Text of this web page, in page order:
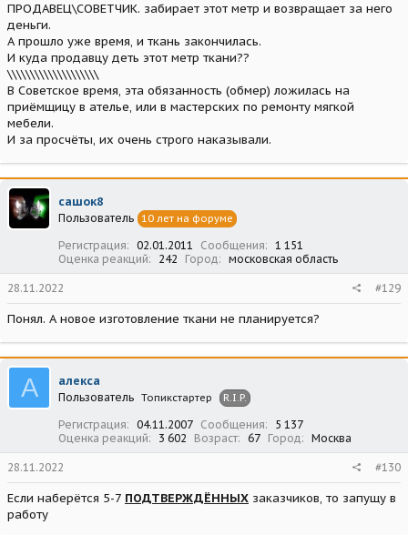
ПРОДАВЕЦ\СОВЕТЧИК. забирает этот метр и возвращает за него
деньги.
А прошло уже время, и ткань закончилась.
И куда продавцу деть этот метр ткани??
\\\\\\\\\\\\\\\\\\\\
В Советское время, эта обязанность (обмер) ложилась на
приёмщицу в ателье, или в мастерских по ремонту мягкой
мебели.
И за просчёты, их очень строго наказывали.
сашок8
Пользователь 10 лет на форуме
Регистрация 02.01.2011 Сообщения
1 151
Оценка реакций
242 Город московская область
28.11.2022 #129
Понял. А новое изготовление ткани не планируется?
А алекса
Пользователь Топикстартер R.I.P.
Регистрация 04.11.2007 Сообщения
5 137
Оценка реакций
3 602 Возраст 67 Город Москва
28.11.2022 #130
Если наберётся 5-7 ПОДТВЕРЖДЁННЫХ заказчиков, то запущу в
работу